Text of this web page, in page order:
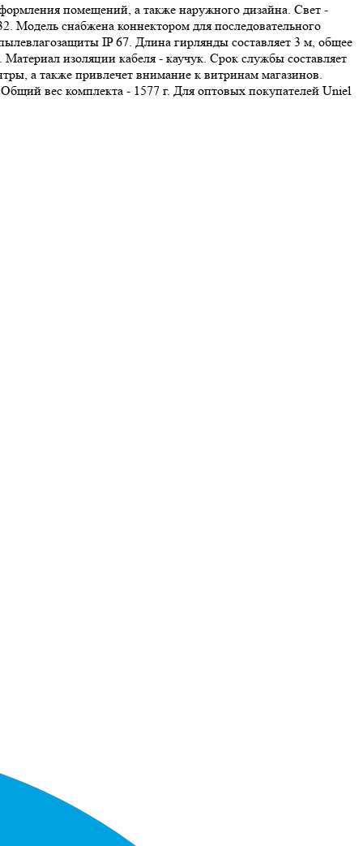
помещений, а также наружного дизайна. Свет -
Модель снабжена коннектором для последовательного
IP 67. Длина гирлянды составляет 3 м, общее
изоляции кабеля - каучук. Срок службы составляет
а также привлечет внимание к витринам магазинов.
вес комплекта - 1577 г. Для оптовых покупателей Uniel